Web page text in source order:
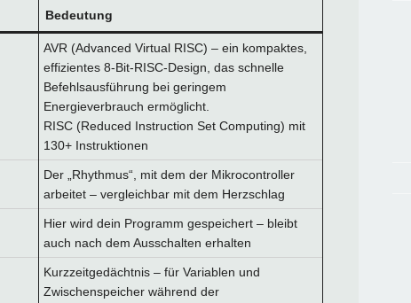
Bedeutung
AVR (Advanced Virtual RISC) – ein kompaktes,
effizientes 8-Bit-RISC-Design, das schnelle
Befehlsausführung bei geringem
Energieverbrauch ermöglicht.
RISC (Reduced Instruction Set Computing) mit
130+ Instruktionen
Der „Rhythmus“, mit dem der Mikrocontroller
arbeitet – vergleichbar mit dem Herzschlag
Hier wird dein Programm gespeichert – bleibt
auch nach dem Ausschalten erhalten
Kurzzeitgedächtnis – für Variablen und
Zwischenspeicher während der